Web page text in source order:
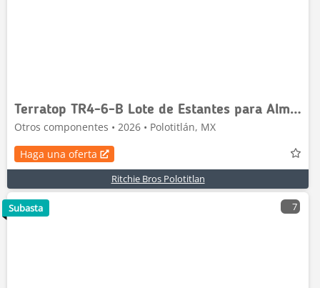
Terratop TR4-6-B Lote de Estantes para Almacen (Si
Otros componentes • 2026 • Polotitlán, MX
Haga una oferta
Ritchie Bros Polotitlan
7
Subasta